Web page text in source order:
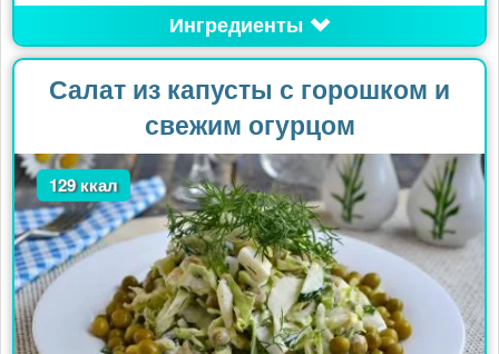
Ингредиенты
Салат из капусты с горошком и
свежим огурцом
129 ккал